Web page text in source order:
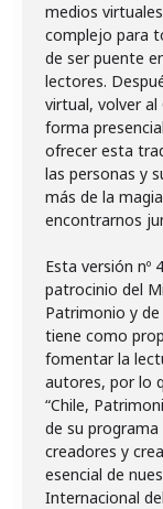
medios
complejo para
de ser puente
lectores.
virtual, volver
forma
ofrecer esta
las personas y
más de la
encontrarnos
Esta versión nº
patrocinio del
Patrimonio y
tiene como
fomentar la
autores, por lo
“Chile,
de su
creadores y
esencial de
Internacional